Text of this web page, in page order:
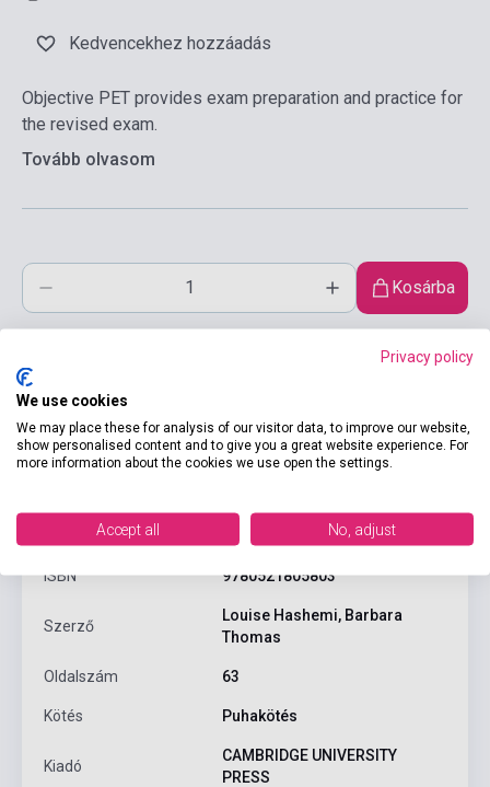
Kedvencekhez hozzáadás
Objective PET provides exam preparation and practice for
the revised exam.
Tovább olvasom
Kosárba
ISBN 9780521805803
Szerző
Louise Hashemi, Barbara
Thomas
Oldalszám 63
Kötés Puhakötés
Kiadó
CAMBRIDGE UNIVERSITY
PRESS
Privacy policy
We use cookies
We may place these for analysis of our visitor data, to improve our website,
show personalised content and to give you a great website experience. For
more information about the cookies we use open the settings.
Accept all No, adjust